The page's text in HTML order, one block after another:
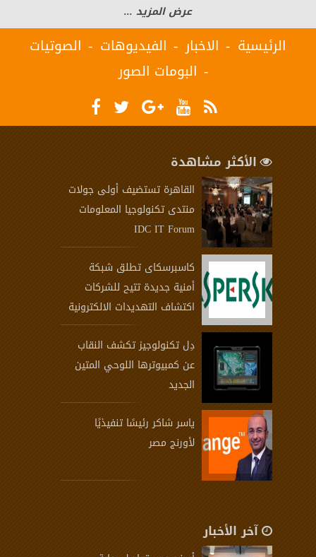
عرض المزيد ...
الرئيسية الاخبار الفيديوهات
الصوتيات
البومات الصور
الأكثر مشاهدة
القاهرة تستضيف أولى جولات
منتدى تكنولوجيا المعلومات
IDC IT Forum
كاسبرسكاى تطلق شبكة
أمنية جديدة تتيح للشركات
اكتشاف التهديدات الالكترونية
دِل تكنولوجيز تكشف النقاب
عن كمبيوترها اللوحي المتين
الجديد
ياسر شاكر رئيسًا تنفيذيًا
لأورنج مصر
آخر الأخبار